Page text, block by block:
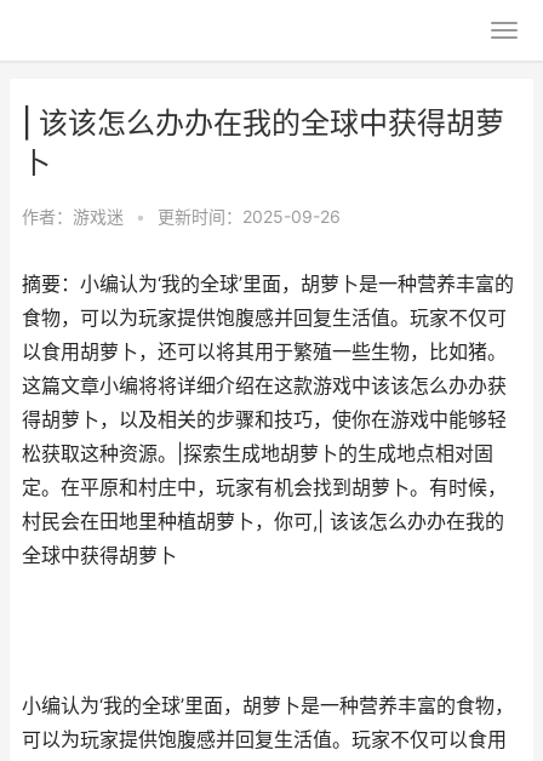
| 该该怎么办办在我的全球中获得胡萝
卜
作者： 游戏迷 • 更新时间：2025-09-26
摘要：小编认为‘我的全球’里面，胡萝卜是一种营养丰富的
食物，可以为玩家提供饱腹感并回复生活值。玩家不仅可
以食用胡萝卜，还可以将其用于繁殖一些生物，比如猪。
这篇文章小编将将详细介绍在这款游戏中该该怎么办办获
得胡萝卜，以及相关的步骤和技巧，使你在游戏中能够轻
松获取这种资源。|探索生成地胡萝卜的生成地点相对固
定。在平原和村庄中，玩家有机会找到胡萝卜。有时候，
村民会在田地里种植胡萝卜，你可,| 该该怎么办办在我的
全球中获得胡萝卜
小编认为‘我的全球’里面，胡萝卜是一种营养丰富的食物，
可以为玩家提供饱腹感并回复生活值。玩家不仅可以食用